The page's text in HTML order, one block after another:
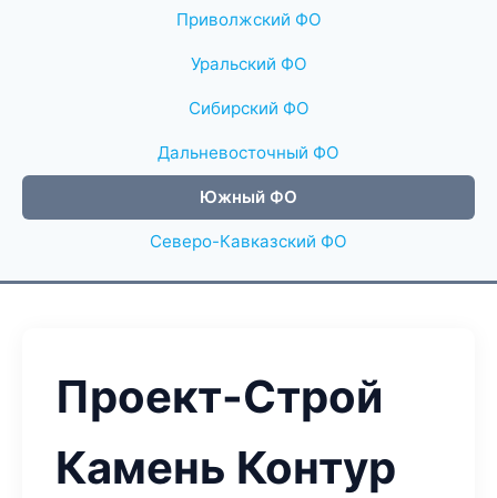
Приволжский ФО
Уральский ФО
Сибирский ФО
Дальневосточный ФО
Южный ФО
Северо-Кавказский ФО
Проект-Строй
Камень Контур